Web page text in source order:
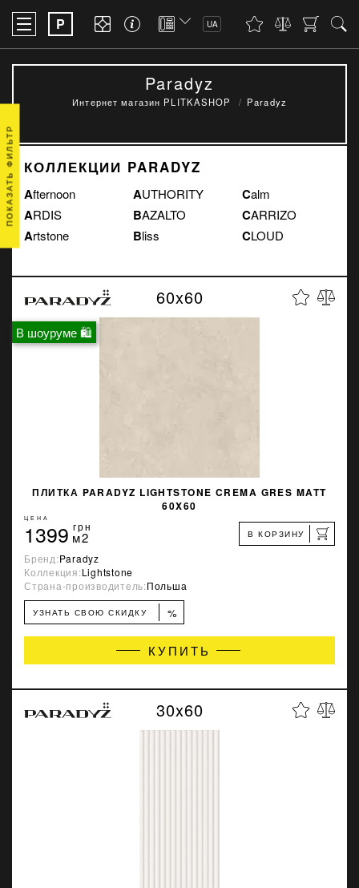
P UA
Paradyz
Интернет магазин PLITKASHOP Paradyz
КОЛЛЕКЦИИ PARADYZ
Afternoon
ARDIS
Artstone
AUTHORITY
BAZALTO
Bliss
Calm
CARRIZO
CLOUD
В шоуруме 🛍
60x60
ПЛИТКА PARADYZ LIGHTSTONE CREMA GRES MATT
60X60
ЦЕНА
1399 грн
м2 В КОРЗИНУ
Бренд:Paradyz
Коллекция:Lightstone
Страна-производитель:Польша
УЗНАТЬ СВОЮ СКИДКУ %
КУПИТЬ
30x60
ПОКАЗАТЬ ФИЛЬТР